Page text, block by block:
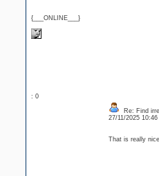
{___ONLINE___}
: 0
Re: Find
27/11/2025
That is really